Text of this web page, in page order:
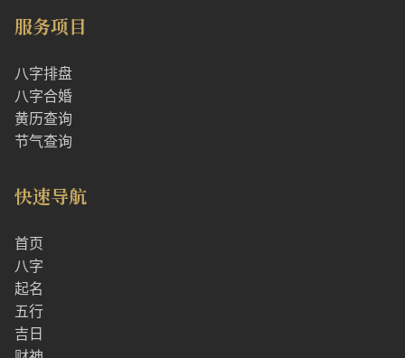
服务项目
八字排盘
八字合婚
黄历查询
节气查询
快速导航
首页
八字
起名
五行
吉日